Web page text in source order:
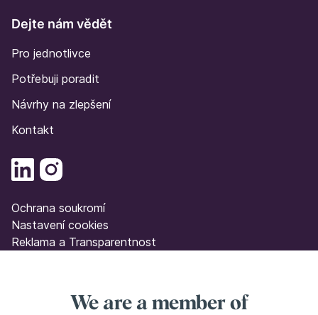
Dejte nám vědět
Pro jednotlivce
Potřebuji poradit
Návrhy na zlepšení
Kontakt
Ochrana soukromí
Nastavení cookies
Reklama a Transparentnost
We are a member of